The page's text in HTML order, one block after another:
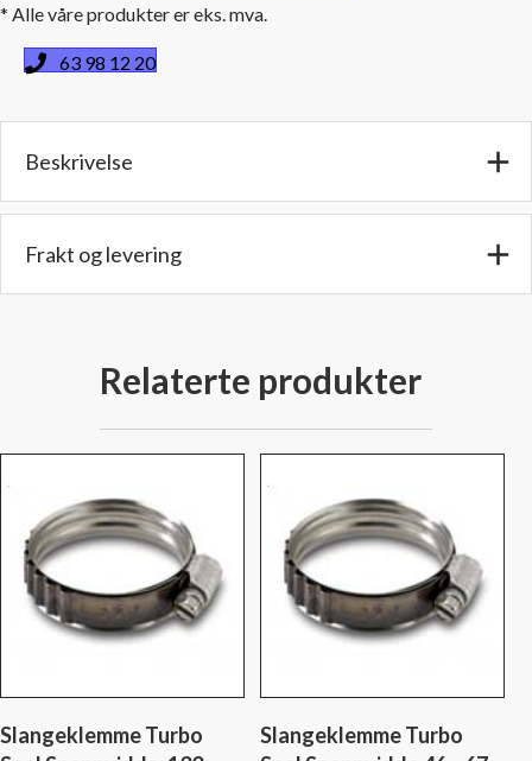
Spennvidde:
178
Rustfri
* Alle våre produkter er eks. mva.
63 98 12 20
Beskrivelse
Frakt og levering
Relaterte produkter
Slangeklemme Turbo
Slangeklemme Turbo